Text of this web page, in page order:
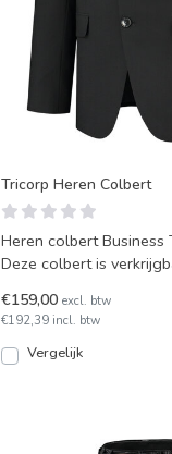
Tricorp Heren Colbert
Heren colbert Business
Deze colbert is
€159,00 excl. btw
€192,39 incl. btw
Vergelijk